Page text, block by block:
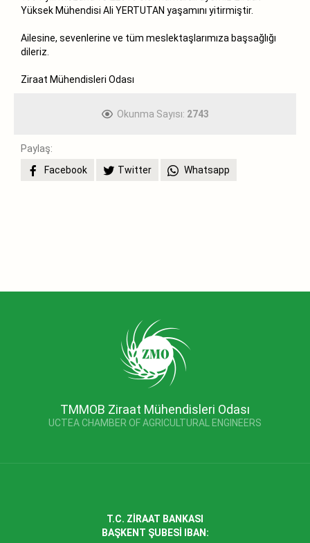
Yüksek Mühendisi Ali YERTUTAN yaşamını yitirmiştir.
Ailesine, sevenlerine ve tüm meslektaşlarımıza başsağlığı
dileriz.
Ziraat Mühendisleri Odası
Okunma Sayısı: 2743
Paylaş:
Facebook
Twitter Whatsapp
TMMOB Ziraat Mühendisleri Odası
UCTEA CHAMBER OF AGRICULTURAL ENGINEERS
T.C. ZİRAAT BANKASI
BAŞKENT ŞUBESİ IBAN: